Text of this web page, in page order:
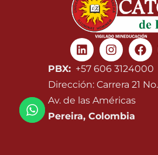
Linkedin
PBX: +57 606 3124000
Dirección: Carrera 21
Av. de las Américas
Pereira, Colombia